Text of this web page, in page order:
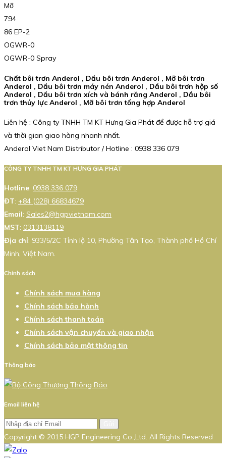
Mỡ
794
86 EP-2
OGWR-0
OGWR-0 Spray
Chất bôi trơn Anderol , Dầu bôi trơn Anderol , Mỡ bôi trơn
Anderol , Dầu bôi trơn máy nén Anderol , Dầu bôi trơn hộp số
Anderol , Dầu bôi trơn xích và bánh răng Anderol , Dầu bôi
trơn thủy lực Anderol , Mỡ bôi trơn tổng hợp Anderol
Liên hệ : Công ty TNHH TM KT Hưng Gia Phát để được hỗ trợ giá
và thời gian giao hàng nhanh nhất.
Anderol Viet Nam Distributor / Hotline : 0938 336 079
CÔNG TY TNHH TM KT HƯNG GIA PHÁT
Hotline: 0938 336 079
ĐT: +84 (028) 66834679
Email: Sales2@hgpvietnam.com
MST: 0313138119
Địa chỉ: 933/5/2C Tỉnh lộ 10, Phường Tân Tạo, Thành phố Hồ Chí
Minh, Việt Nam.
Chính sách
Chính sách mua hàng
Chính sách bảo hành
Chính sách thanh toán
Chính sách vận chuyển và giao nhận
Chính sách bảo mật thông tin
Thông báo
Email liên hệ
Copyright © 2015 HGP Engineering Co.,Ltd. All Rights Reserved